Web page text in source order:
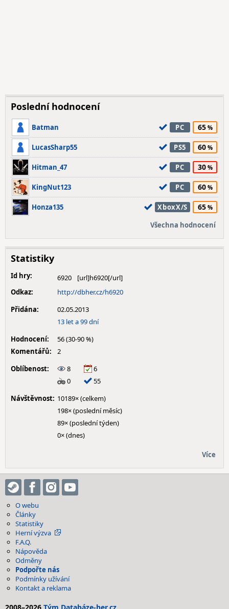
Poslední hodnocení
Batman PC 65
LucasSharp55 PS5 60
Hitman_47 PC 30
KingNut123 PC 60
Honza135 XboxX/S 65
Všechna hodnocení
Statistiky
Id hry:
6920
Odkaz:
http://dbher.cz/h6920
Přidána:
02.05.2013
13 let a 99 dní
Hodnocení:
56 (30-90 %)
Komentářů:
2
Oblíbenost:
8
6
0
55
Návštěvnost: 10189× (celkem)
198× (poslední měsíc)
89× (poslední týden)
0× (dnes)
Více
O webu
Články
Statistiky
Herní výzva
F.A.Q.
Nápověda
Odměny
Podpořte nás
Podmínky užívání
Kontakt a reklama